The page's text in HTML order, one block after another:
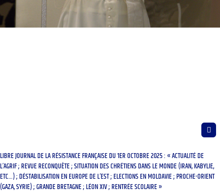
LIBRE JOURNAL DE LA RÉSISTANCE FRANÇAISE DU 1ER OCTOBRE 2025 : « ACTUALITÉ DE
L’AGRIF ; REVUE RECONQUÊTE ; SITUATION DES CHRÉTIENS DANS LE MONDE (IRAN, KABYLIE,
ETC…) ; DÉSTABILISATION EN EUROPE DE L’EST ; ELECTIONS EN MOLDAVIE ; PROCHE-ORIENT
(GAZA, SYRIE) ; GRANDE BRETAGNE ; LÉON XIV ; RENTRÉE SCOLAIRE »